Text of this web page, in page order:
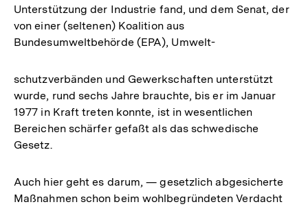
Unterstützung der Industrie fand, und dem Senat, der
von einer (seltenen) Koalition aus
Bundesumweltbehörde (EPA), Umwelt-
schutzverbänden und Gewerkschaften unterstützt
wurde, rund sechs Jahre brauchte, bis er im Januar
1977 in Kraft treten konnte, ist in wesentlichen
Bereichen schärfer gefaßt als das schwedische
Gesetz.
Auch hier geht es darum, — gesetzlich abgesicherte
Maßnahmen schon beim wohlbegründeten VerdachtZum